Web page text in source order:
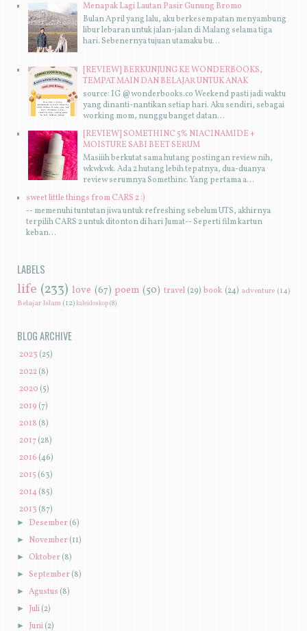
Menapak Lagi Lautan Pasir Gunung Bromo
Bulan April yang lalu, aku berkesempatan menyambung
libur lebaran untuk jalan-jalan di Malang selama tiga
hari. Sebenernya tujuan utamaku bu...
[REVIEW] BERKUNJUNG KE WONDERBOOKS,
TEMPAT MAIN DAN BELAJAR UNTUK ANAK
source: IG @wonderbooks.co Weekend pasti jadi waktu
yang dinanti-nantikan setiap hari. Aku sendiri, sebagai
working mom, nunggu banget datan...
[REVIEW] SOMETHINC 5% NIACINAMIDE +
MOISTURE SABI BEET SERUM
Masiiih berkutat sama hutang postingan review nih,
wkwkwk. Ada 2 hutang lebih tepatnya, dua-duanya
review serumnya Somethinc. Yang pertama a...
sweet little things from CARS 2 :)
-- memenuhi tuntutan jiwa untuk refreshing sebelum UTS, akhirnya
terpilih CARS 2 untuk ditonton di hari Jumat-- Seperti film kartun
keban...
LABELS
life (233) love (67) poem (50) travel (29) book (24) adventure (14)
Belajar Islam (12)kaleidoskop(8)
BLOG ARCHIVE
2023 (25)
2022 (8)
2020 (5)
2019 (7)
2018 (8)
2017 (28)
2016 (46)
2015(63)
2014 (85)
2013 (87)
► Desember(6)
► November(11)
► Oktober(8)
► September(8)
►Agustus (8)
► Juli(2)
► Juni(2)